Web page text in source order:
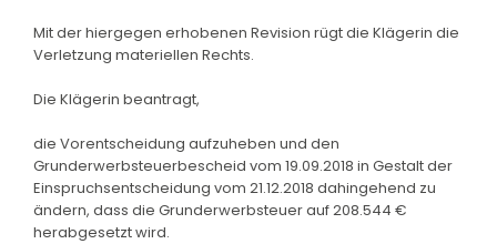
Mit der hiergegen erhobenen Revision rügt die Klägerin die
Verletzung materiellen Rechts.
Die Klägerin beantragt,
die Vorentscheidung aufzuheben und den
Grunderwerbsteuerbescheid vom 19.09.2018 in Gestalt der
Einspruchsentscheidung vom 21.12.2018 dahingehend zu
ändern, dass die Grunderwerbsteuer auf 208.544 €
herabgesetzt wird.